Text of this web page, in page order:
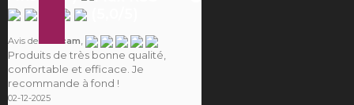
Avis de Camcam
Produits de très bonne qualité,
confortable et efficace. Je
recommande à fond !
02-12-2025